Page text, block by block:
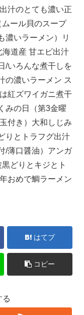
汁のとても濃い正
ール貝のスープ
濃いラーメン）リ
道産 甘エビ出汁
/いろんな煮干しを
の濃いラーメン ス
紅ズワイガニ煮干
みの日（第3金曜
付き）大和しじみ
りとトラフグ出汁
/薄口醤油）アンガ
どりとキジとト
おめで鯛ラーメン
はてブ
コピー
る